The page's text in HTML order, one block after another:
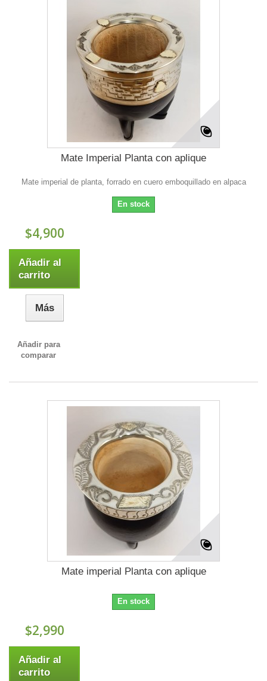
Mate Imperial Planta con aplique
Mate imperial de planta, forrado en cuero emboquillado en alpaca
En stock
$4,900
Añadir al
carrito
Más
Añadir para
comparar
Mate imperial Planta con aplique
En stock
$2,990
Añadir al
carrito